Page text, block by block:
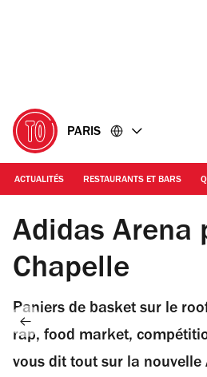
PARIS
ACTUALITÉS RESTAURANTS ET BARS
Bouygues | Adidas Arena
Adidas Arena
Chapelle
Paniers de basket sur le
rap, food market,
vous dit tout sur la nouvelle